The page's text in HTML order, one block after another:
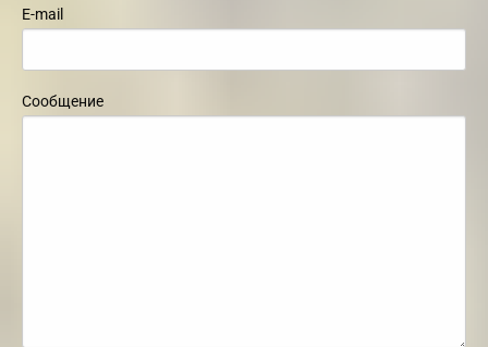
E-mail
Сообщение